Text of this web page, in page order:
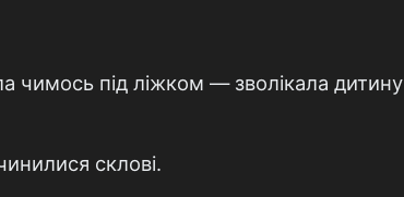
чимось під ліжком — зволікала дитину
склові.